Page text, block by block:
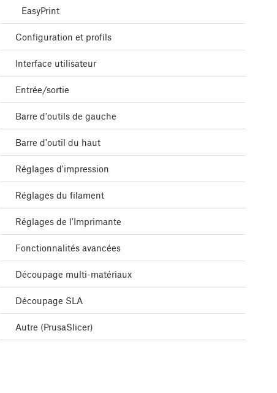
EasyPrint
Configuration et profils
Interface utilisateur
Entrée/sortie
Barre d'outils de gauche
Barre d'outil du haut
Réglages d'impression
Réglages du filament
Réglages de l'Imprimante
Fonctionnalités avancées
Découpage multi-matériaux
Découpage SLA
Autre (PrusaSlicer)